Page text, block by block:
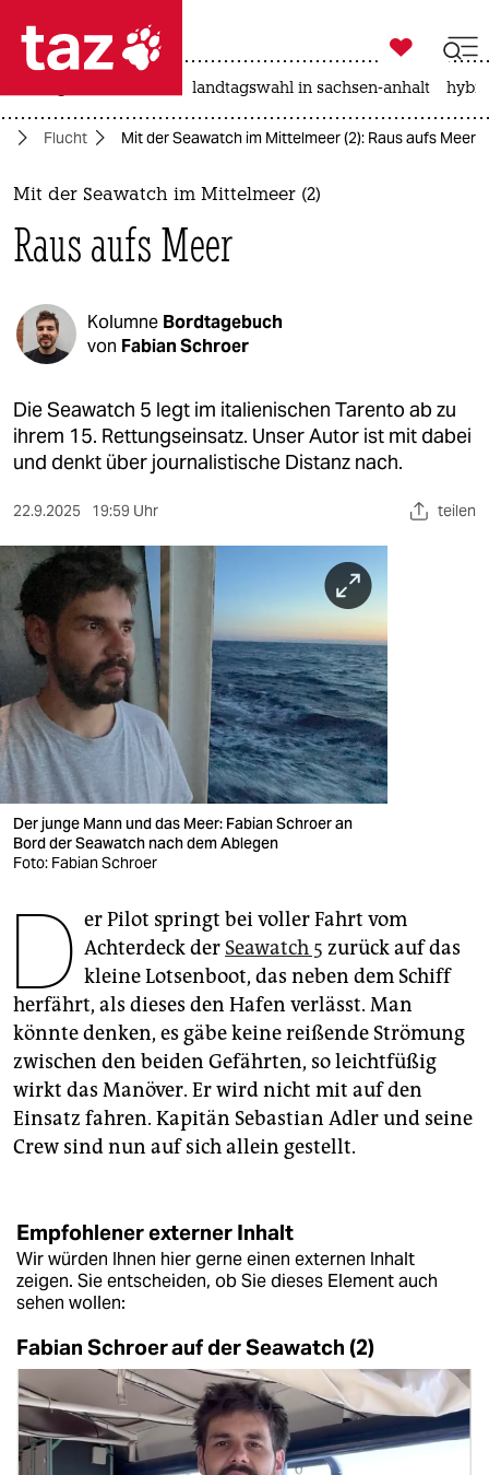
 taz zahl ich
taz zahl ich
themen
politik
öko
gesellschaft
kultur
sport
nord
wahrheit
verlag
verlag
veranstaltungen
shop
fragen & hilfe
unterstützen
genossenschaft
epaper login

taz zahl ich
landtagswahl in sachsen-anhalt
Flucht Mit der Seawatch im Mittelmeer (2): Raus aufs Meer
Mit der Seawatch im Mittelmeer (2)
Raus aufs Meer
Kolumne Bordtagebuch
von Fabian Schroer
Die Seawatch 5 legt im italienischen Tarento ab zu
ihrem 15. Rettungseinsatz. Unser Autor ist mit dabei
und denkt über journalistische Distanz nach.
22.9.2025 19:59 Uhr teilen
Der junge Mann und das Meer: Fabian Schroer an
Bord der Seawatch nach dem Ablegen
Foto: Fabian Schroer
D er Pilot springt bei voller Fahrt vom
Achterdeck der Seawatch 5 zurück auf das
kleine Lotsenboot, das neben dem Schiff
herfährt, als dieses den Hafen verlässt. Man
könnte denken, es gäbe keine reißende Strömung
zwischen den beiden Gefährten, so leichtfüßig
wirkt das Manöver. Er wird nicht mit auf den
Einsatz fahren. Kapitän Sebastian Adler und seine
Crew sind nun auf sich allein gestellt.
Empfohlener externer Inhalt
Wir würden Ihnen hier gerne einen externen Inhalt
zeigen. Sie entscheiden, ob Sie dieses Element auch
sehen wollen:
Fabian Schroer auf der Seawatch (2)